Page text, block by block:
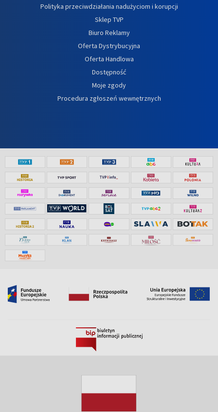
Polityka przeciwdziałania nadużyciom i korupcji
Sklep TVP
Biuro Reklamy
Oferta Dystrybucyjna
Oferta Handlowa
Dostępność
Moje zgody
Procedura zgłoszeń wewnętrznych